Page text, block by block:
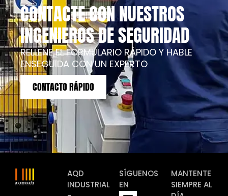
CONTACTE CON NUESTROS
INGENIEROS DE SEGURIDAD
RELLENE EL FORMULARIO RÁPIDO Y HABLE
ENSEGUIDA CON UN EXPERTO
CONTACTO RÁPIDO
AQD
INDUSTRIAL
SÍGUENOS
EN
MANTENTE
SIEMPRE AL